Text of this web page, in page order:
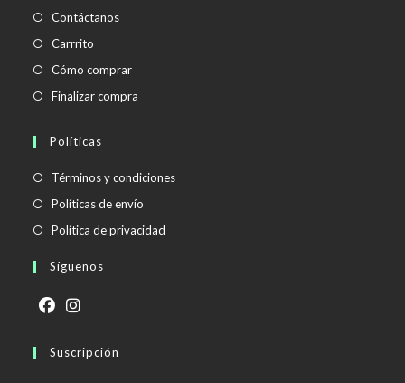
Contáctanos
Carrrito
Cómo comprar
Finalizar compra
Políticas
Términos y condicionesSe
Políticas de envío
abre
Política de privacidad
Síguenos
abre abre
Suscripción